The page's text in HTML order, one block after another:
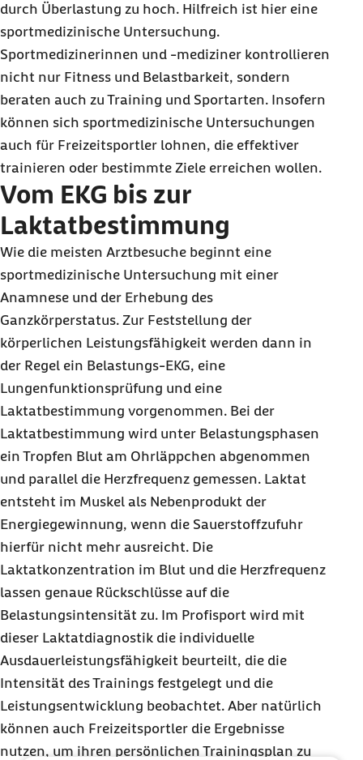
durch Überlastung zu hoch. Hilfreich ist hier eine
sportmedizinische Untersuchung.
Sportmedizinerinnen und -mediziner kontrollieren
nicht nur Fitness und Belastbarkeit, sondern
beraten auch zu Training und Sportarten. Insofern
können sich sportmedizinische Untersuchungen
auch für Freizeitsportler lohnen, die effektiver
trainieren oder bestimmte Ziele erreichen wollen.
Vom EKG bis zur
Laktatbestimmung
Wie die meisten Arztbesuche beginnt eine
sportmedizinische Untersuchung mit einer
Anamnese und der Erhebung des
Ganzkörperstatus. Zur Feststellung der
körperlichen Leistungsfähigkeit werden dann in
der Regel ein Belastungs-EKG, eine
Lungenfunktionsprüfung und eine
Laktatbestimmung vorgenommen. Bei der
Laktatbestimmung wird unter Belastungsphasen
ein Tropfen Blut am Ohrläppchen abgenommen
und parallel die Herzfrequenz gemessen. Laktat
entsteht im Muskel als Nebenprodukt der
Energiegewinnung, wenn die Sauerstoffzufuhr
hierfür nicht mehr ausreicht. Die
Laktatkonzentration im Blut und die Herzfrequenz
lassen genaue Rückschlüsse auf die
Belastungsintensität zu. Im Profisport wird mit
dieser Laktatdiagnostik die individuelle
Ausdauerleistungsfähigkeit beurteilt, die die
Intensität des Trainings festgelegt und die
Leistungsentwicklung beobachtet. Aber natürlich
können auch Freizeitsportler die Ergebnisse
nutzen, um ihren persönlichen Trainingsplan zu